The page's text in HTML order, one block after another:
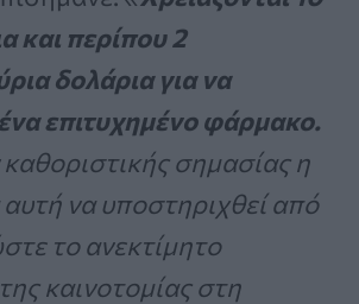
και περίπου 2
δολάρια για να
επιτυχημένο φάρμακο.
καθοριστικής σημασίας η
να υποστηριχθεί από
το ανεκτίμητο
καινοτομίας στη